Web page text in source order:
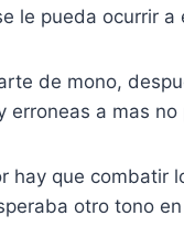
le pueda ocurrir a
de mono,
erroneas a mas no
hay que combatir
otro tono